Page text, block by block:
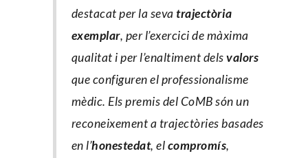
destacat per la sevatrajectòria
exemplar, per l’exercici de màxima
qualitat i per l’enaltiment delsvalors
que configuren el professionalisme
mèdic. Els premis del CoMB són un
reconeixement a trajectòries basades
en l’honestedat, elcompromís,